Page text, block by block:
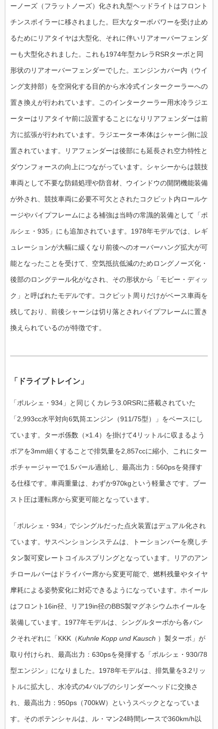
ーノーズ（フラットノーズ）化され丸型ヘッドライトはフロント
チンスポイラーに移されました。巨大なターボパワーを受け止め
るためにリアタイヤは大型化、それに伴いリアオーバーフェンダ
ーも大型化されました。これも1974年型カレラRSRターボと同
形状のリアオーバーフェンダーでした。エンジンカバー内（ウイ
ング支持部）を空洞化する目的から水冷式インタークーラーへの
置き換えが行われています。このインタークーラー用水冷ラジエ
ーターはリアタイヤ前に設置することになりリアフェンダーは前
方に拡張が行われています。ラジエーター本体はシャーシ側に設
置されています。リアフェンダーは後部にも延長され空力特性と
ダウンフォースの向上につながっています。シャシーからは競技
車両として不要な防錆処理や防音材、ウインドウの開閉機能装備
が外され、競技車両に必要不可欠とされたコクピット内ロールケ
ージやパイプフレームによる補強は当時の常識的装備として「ポ
ルシェ・935」にも追加されています。1978年モデルでは、レギ
ュレーションが大幅に緩くなり前後へのオーバーハング拡大が可
能となったことを受けて、空気抵抗低減のためロングノーズ化・
後部のロングテール化がなされ、その形状から「モビー・ディッ
ク」と呼ばれたモデルです。コクピット周りだけがベース車両を
残しており、前後シャーシは切り落とされパイプフレームに置き
換えられているのが特徴です。
「ドライブトレイン」
「ポルシェ・934」と同じくカレラ3.0RSRに搭載されていた
「2,993cc水平対向6気筒エンジン（911/75型）」をベースにし
ています。ターボ係数（×1.4）を掛けて4リットルに収まるよう
ボアを3mm細くすることで排気量を2,857ccに縮小、これにター
ボチャージャーで1.5バール過給し、最高出力：560psを発揮す
る仕様です。車両重量は、わずか970kgという軽量さです。ブー
スト圧は運転席から変更可能となっています。
「ポルシェ・934」でシングルだった点火装置はデュアル化され
ています。サスペンションシステムは、トーションバーを廃しチ
タン製可変レートコイルスプリングとなっています。リアのアン
チロールバーはドライバー席から変更可能で、燃料残量やタイヤ
摩耗による姿勢変化に対応できるようになっています。ホイール
はフロント16in径、リア19in径のBBS製マグネシウムホイールを
装備しています。1977年モデルは、シングルターボから各バン
クそれぞれに「KKK（Kuhnle Kopp und Kausch ）製ターボ」が
取り付けられ、最高出力：630psを発揮する「ポルシェ・930/78
型エンジン」になりました。1978年モデルは、排気量を3.2リッ
トルに拡大し、水冷式の4バルブのシリンダーヘッドに交換さ
れ、最高出力：950ps（700kW）というスペックとなっていま
す。そのポテンシャルは、ル・マン24時間レースで360km/h以